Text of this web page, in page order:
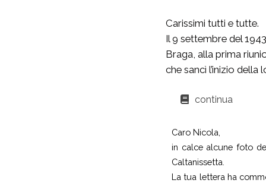
Carissimi tutti e tutte.
Il 9 settembre del
Braga, alla prima
che sancì l’inizio
continua
Caro Nicola,
in calce alcune foto
Caltanissetta.
La tua lettera ha